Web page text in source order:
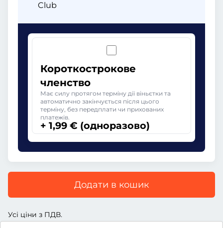
Club
Короткострокове
членство
Має силу протягом терміну дії віньєтки та
автоматично закінчується після цього
терміну, без передплати чи прихованих
платежів.
+ 1,99 € (одноразово)
Додати в кошик
Усі ціни з ПДВ.